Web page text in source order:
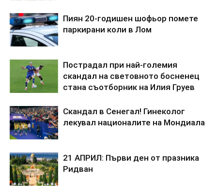
Пиян 20-годишен шофьор помете
паркирани коли в Лом
Пострадал при най-големия
скандал на световното босненец
стана съотборник на Илия Груев
Скандал в Сенегал! Гинеколог
лекувал националите на Мондиала
21 АПРИЛ: Първи ден от празника
Ридван